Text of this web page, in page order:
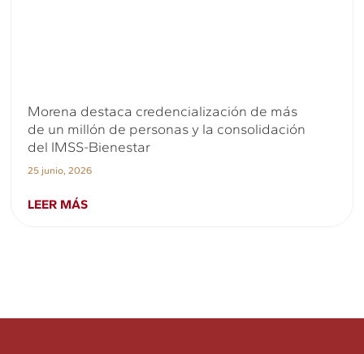
Morena destaca credencialización de más
de un millón de personas y la consolidación
del IMSS-Bienestar
25 junio, 2026
LEER MÁS